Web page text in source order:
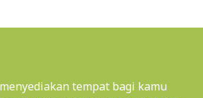
tempat bagi kamu